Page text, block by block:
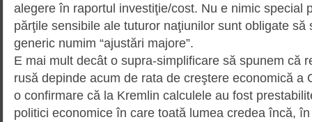
alegere în raportul investiţie/cost. Nu e nimic special
părţile sensibile ale tuturor naţiunilor sunt obligate să
generic numim “ajustări majore”.
E mai mult decât o supra-simpli­fi­care să spunem că
rusă depinde acum de rata de creştere economică a
o confirmare că la Kremlin calculele au fost
politici economice în care toată lumea credea încă,